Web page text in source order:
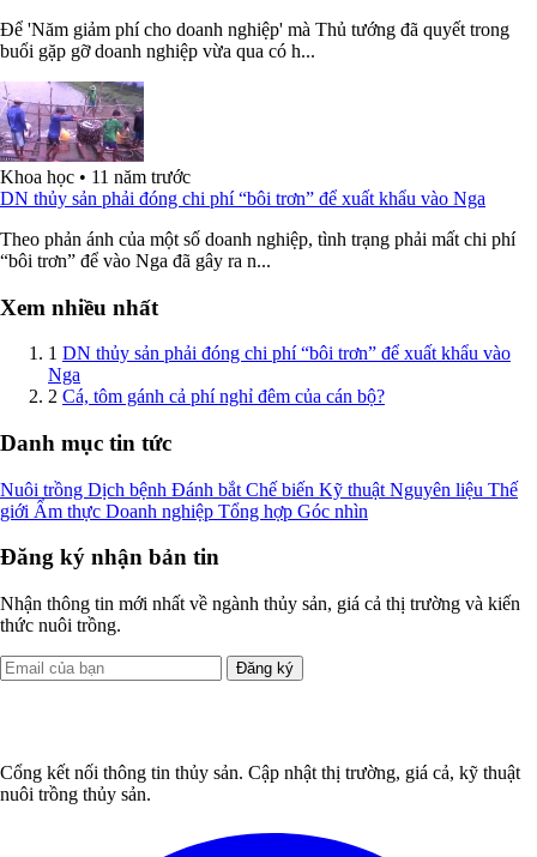
Để 'Năm giảm phí cho doanh nghiệp' mà Thủ tướng đã quyết trong
buổi gặp gỡ doanh nghiệp vừa qua có h...
Khoa học • 11 năm trước
DN thủy sản phải đóng chi phí “bôi trơn” để xuất khẩu vào Nga
Theo phản ánh của một số doanh nghiệp, tình trạng phải mất chi phí
“bôi trơn” để vào Nga đã gây ra n...
Xem nhiều nhất
1 DN thủy sản phải đóng chi phí “bôi trơn” để xuất khẩu vào
Nga
2 Cá, tôm gánh cả phí nghỉ đêm của cán bộ?
Danh mục tin tức
Nuôi trồng Dịch bệnh Đánh bắt Chế biến Kỹ thuật Nguyên liệu Thế
giới Ẩm thực Doanh nghiệp Tổng hợp Góc nhìn
Đăng ký nhận bản tin
Nhận thông tin mới nhất về ngành thủy sản, giá cả thị trường và kiến
thức nuôi trồng.
Đăng ký
Cổng kết nối thông tin thủy sản. Cập nhật thị trường, giá cả, kỹ thuật
nuôi trồng thủy sản.